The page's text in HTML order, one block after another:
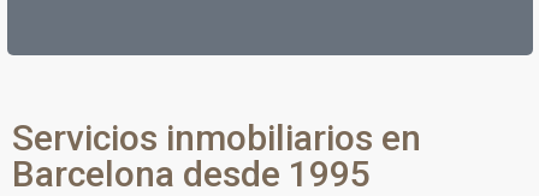
Servicios inmobiliarios en
Barcelona desde 1995